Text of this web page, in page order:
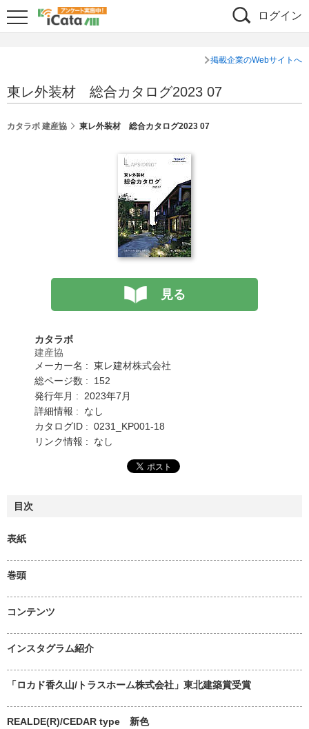
ログイン
掲載企業のWebサイトへ
東レ外装材 総合カタログ2023 07
カタラボ 建産協 東レ外装材 総合カタログ2023 07
見る
カタラボ
建産協
メーカー名 : 東レ建材株式会社
総ページ数 : 152
発行年月 : 2023年7月
詳細情報 : なし
カタログID : 0231_KP001-18
リンク情報 : なし
目次
表紙
巻頭
コンテンツ
インスタグラム紹介
「ロカド香久山/トラスホーム株式会社」東北建築賞受賞
REALDE(R)/CEDAR type 新色